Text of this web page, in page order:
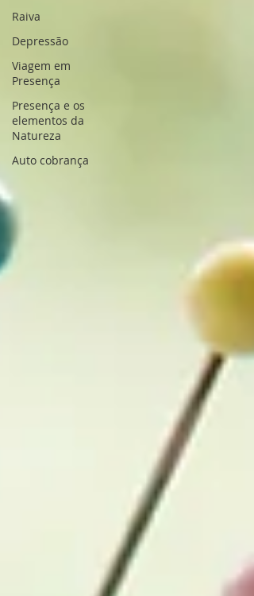
Raiva
Depressão
Viagem em
Presença
Presença e os
elementos da
Natureza
Auto cobrança